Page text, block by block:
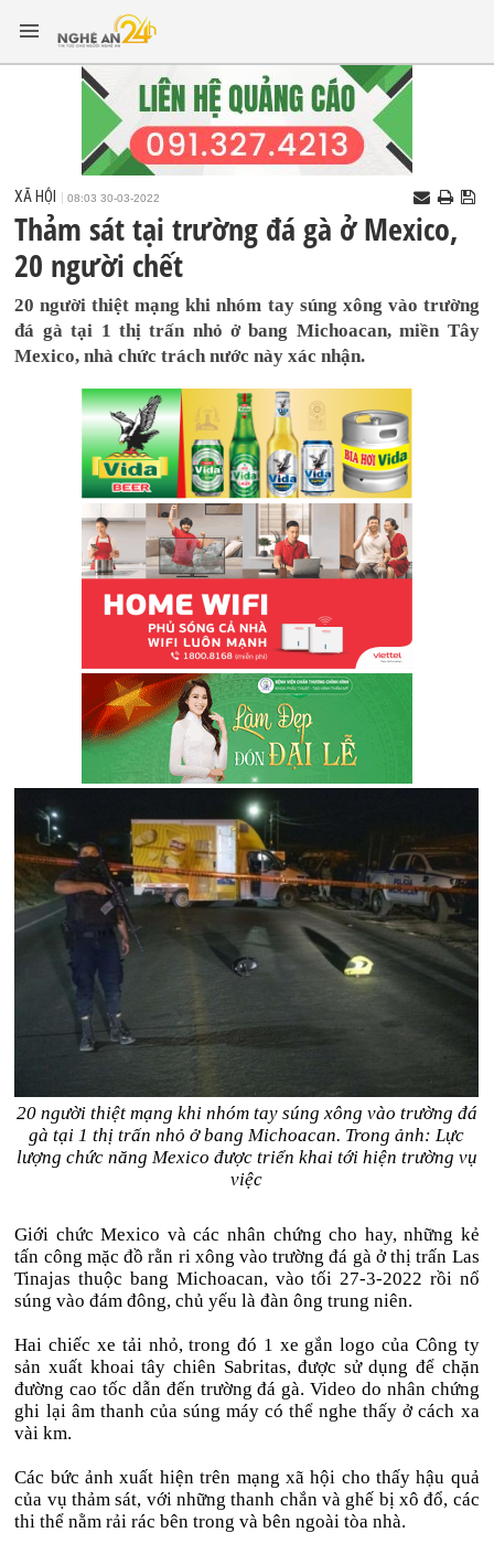
XÃ HỘI 08:03 30-03-2022
Thảm sát tại trường đá gà ở Mexico,
20 người chết
20 người thiệt mạng khi nhóm tay súng xông vào trường
đá gà tại 1 thị trấn nhỏ ở bang Michoacan, miền Tây
Mexico, nhà chức trách nước này xác nhận.
20 người thiệt mạng khi nhóm tay súng xông vào trường đá
gà tại 1 thị trấn nhỏ ở bang Michoacan. Trong ảnh: Lực
lượng chức năng Mexico được triển khai tới hiện trường vụ
việc
Giới chức Mexico và các nhân chứng cho hay, những kẻ
tấn công mặc đồ rằn ri xông vào trường đá gà ở thị trấn Las
Tinajas thuộc bang Michoacan, vào tối 27-3-2022 rồi nổ
súng vào đám đông, chủ yếu là đàn ông trung niên.
Hai chiếc xe tải nhỏ, trong đó 1 xe gắn logo của Công ty
sản xuất khoai tây chiên Sabritas, được sử dụng để chặn
đường cao tốc dẫn đến trường đá gà. Video do nhân chứng
ghi lại âm thanh của súng máy có thể nghe thấy ở cách xa
vài km.
Các bức ảnh xuất hiện trên mạng xã hội cho thấy hậu quả
của vụ thảm sát, với những thanh chắn và ghế bị xô đổ, các
thi thể nằm rải rác bên trong và bên ngoài tòa nhà.